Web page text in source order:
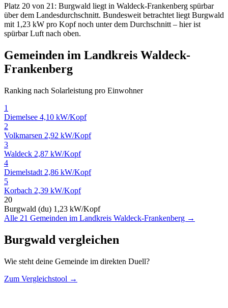
Platz 20 von 21: Burgwald liegt in Waldeck-Frankenberg spürbar
über dem Landesdurchschnitt. Bundesweit betrachtet liegt Burgwald
mit 1,23 kW pro Kopf noch unter dem Durchschnitt – hier ist
spürbar Luft nach oben.
Gemeinden im Landkreis Waldeck-
Frankenberg
Ranking nach Solarleistung pro Einwohner
1
Diemelsee 4,10 kW/Kopf
2
Volkmarsen 2,92 kW/Kopf
3
Waldeck 2,87 kW/Kopf
4
Diemelstadt 2,86 kW/Kopf
5
Korbach 2,39 kW/Kopf
20
Burgwald (du) 1,23 kW/Kopf
Alle 21 Gemeinden im Landkreis Waldeck-Frankenberg →
Burgwald vergleichen
Wie steht deine Gemeinde im direkten Duell?
Zum Vergleichstool →